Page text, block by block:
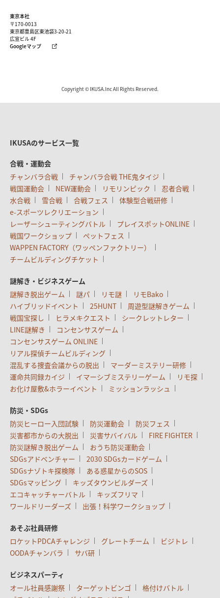
東京本社
〒170-0013
東京都豊島区東池袋3-20-21
広宣ビル 4F
Googleマップ
Copyright © IKUSA.Inc All Rights Reserved.
IKUSAのサービス一覧
合戦・運動会
チャンバラ合戦
チャンバラ合戦 THE鬼タイジ
戦国運動会
NEW運動会 リモリンピック
忍者合戦
水合戦
雪合戦 合戦フェス
体験型合戦研修
e-スポーツレクリエーション
レーザーシューティングバトル
プレイスポットONLINE
戦国ワークショップ
ペットフェス
WAPPEN FACTORY（ワッペンファクトリー）
チームビルディングチケット
謎解き・ビジネスゲーム
謎解き脱出ゲーム
謎パ リモ謎
リモBako
ハイブリッドイベント
25HUNT
周遊型謎解きゲーム
戦国宝探し
ヒラメキクエスト
シークレットレター
LINE謎解き
コンセンサスゲーム
コンセンサスゲーム ONLINE
リアル探偵チームビルディング
混乱する捜査会議からの脱出
マーダーミステリー研修
運命共同録カイジ
イマーシブミステリーゲーム
リモ探
お化け屋敷&ホラーイベント
ミッションラッシュ
防災・SDGs
防災ヒーロー入団試験
防災運動会
防災フェス
災害都市からの大脱出
災害サバイバル
FIRE FIGHTER
防災謎解き脱出ゲーム
おうち防災運動会
SDGsアドベンチャー
2030 SDGsカードゲーム
SDGsナゾトキ探検隊
ある惑星からのSOS
SDGsマッピング
キッズタウンビルダーズ
エコキャッチャーバトル
キッズフリマ
ワールドリーダーズ
出張！科学ワークショップ
あそぶ社員研修
ロケットPDCAチャレンジ
グレートチーム
ビジトレ
OODAチャンバラ
サバ研
ビジネスパーティ
オール社員感謝祭
ターゲットビンゴ
格付けバトル